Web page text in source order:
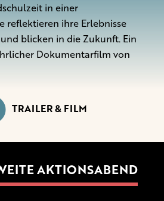
in einer
reflektieren ihre Erlebnisse
blicken in die Zukunft. Ein
Dokumentarfilm von
TRAILER & FILM
AKTIONSABEND